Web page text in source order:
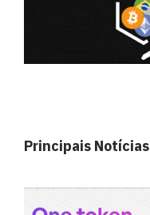
Principais Notícias